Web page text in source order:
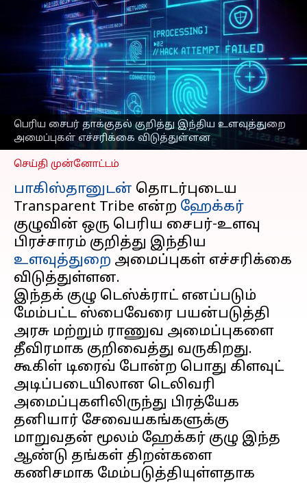
பெரிய சைபர் தாக்குதல் குறித்து இந்திய உளவுத்துறை
அமைப்புகள் எச்சரிக்கை விடுத்துள்ளன
ஹேக்கர்கள் இந்திய
அரசாங்க அமைப்புகள்
மீது ஸ்பைவேர்
தாக்குதலை
தொடங்கியதாக தகவல்
எழுதியவர் Venkatalakshmi V Nov 07, 2025 04:42 pm
செய்தி முன்னோட்டம்
பாகிஸ்தானுடன் தொடர்புடைய
Transparent Tribe என்ற ஹேக்கர்
குழுவின் ஒரு பெரிய சைபர்-உளவு
பிரச்சாரம் குறித்து இந்திய
உளவுத்துறை அமைப்புகள் எச்சரிக்கை
விடுத்துள்ளன.
இந்தக் குழு டெஸ்க்ராட் எனப்படும்
மேம்பட்ட ஸ்பைவேரை பயன்படுத்தி
அரசு மற்றும் ராணுவ அமைப்புகளை
தீவிரமாக குறிவைத்து வருகிறது.
கூகிள் டிரைவ் போன்ற பொது கிளவுட்
அடிப்படையிலான டெலிவரி
அமைப்புகளிலிருந்து பிரத்யேக
தனியார் சேவையகங்களுக்கு
மாறுவதன் மூலம் ஹேக்கர் குழு இந்த
ஆண்டு தங்கள் திறன்களை
கணிசமாக மேம்படுத்தியுள்ளதாக